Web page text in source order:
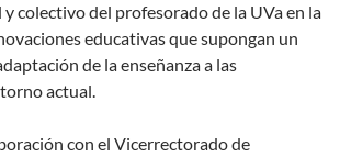
colectivo del profesorado de la UVa en la
educativas que supongan un
de la enseñanza a las
actual.
con el Vicerrectorado de